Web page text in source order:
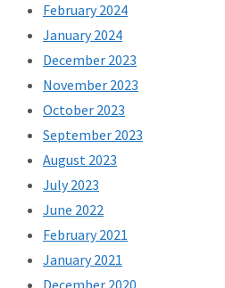
February 2024
January 2024
December 2023
November 2023
October 2023
September 2023
August 2023
July 2023
June 2022
February 2021
January 2021